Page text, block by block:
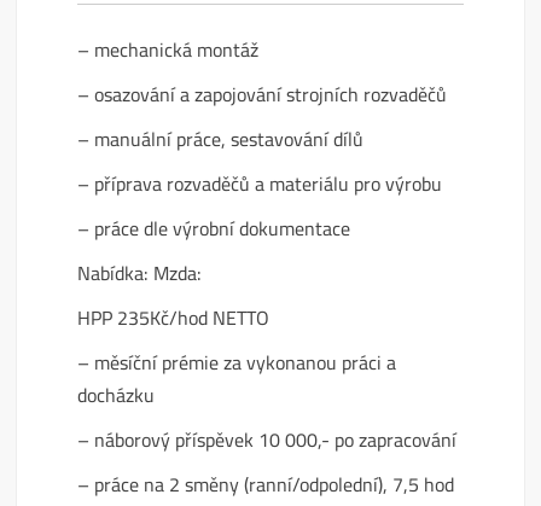
– mechanická montáž
– osazování a zapojování strojních rozvaděčů
– manuální práce, sestavování dílů
– příprava rozvaděčů a materiálu pro výrobu
– práce dle výrobní dokumentace
Nabídka: Mzda:
HPP 235Kč/hod NETTO
– měsíční prémie za vykonanou práci a
docházku
– náborový příspěvek 10 000,- po zapracování
– práce na 2 směny (ranní/odpolední), 7,5 hod